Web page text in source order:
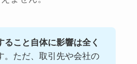
ること自体に影響は全く
。ただ、取引先や会社の